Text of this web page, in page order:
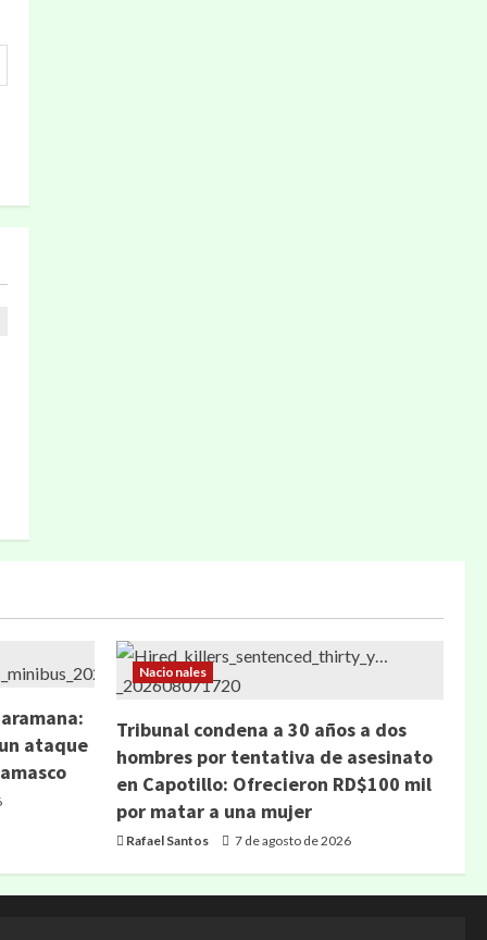
ataque
Nacionales
Tribunal condena a 30 años a dos
hombres por tentativa de asesinato
en Capotillo: Ofrecieron RD$100 mil
por matar a una mujer
Rafael Santos 7 de agosto de 2026